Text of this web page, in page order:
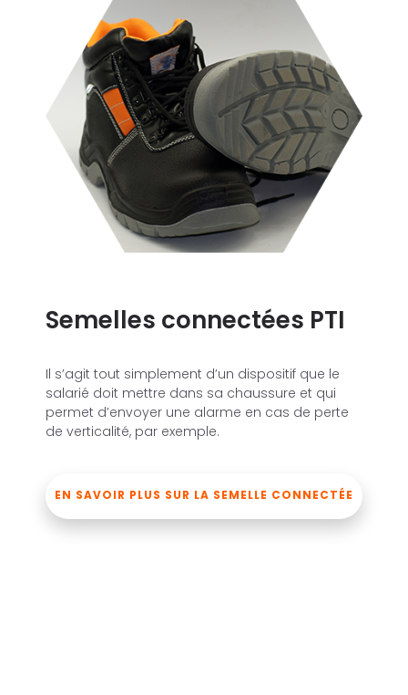
Semelles connectées PTI
Il s’agit tout simplement d’un dispositif que le
salarié doit mettre dans sa chaussure et qui
permet d’envoyer une alarme en cas de perte
de verticalité, par exemple.
EN SAVOIR PLUS SUR LA SEMELLE CONNECTÉE